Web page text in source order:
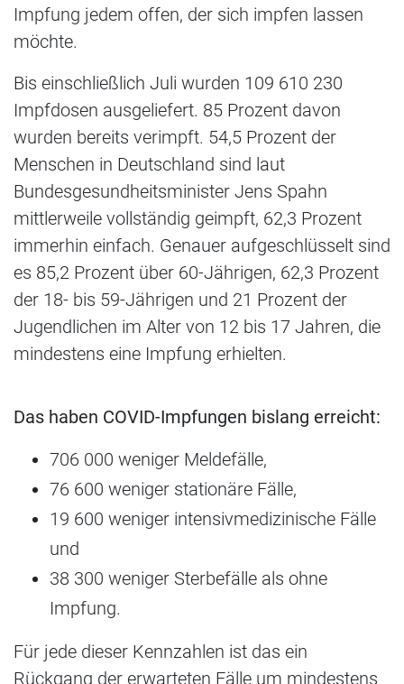
Impfung jedem offen, der sich impfen lassen
möchte.
Bis einschließlich Juli wurden 109 610 230
Impfdosen ausgeliefert. 85 Prozent davon
wurden bereits verimpft. 54,5 Prozent der
Menschen in Deutschland sind laut
Bundesgesundheitsminister Jens Spahn
mittlerweile vollständig geimpft, 62,3 Prozent
immerhin einfach. Genauer aufgeschlüsselt sind
es 85,2 Prozent über 60-Jährigen, 62,3 Prozent
der 18- bis 59-Jährigen und 21 Prozent der
Jugendlichen im Alter von 12 bis 17 Jahren, die
mindestens eine Impfung erhielten.
Das haben COVID-Impfungen bislang erreicht:
706 000 weniger Meldefälle,
76 600 weniger stationäre Fälle,
19 600 weniger intensivmedizinische Fälle
und
38 300 weniger Sterbefälle als ohne
Impfung.
Für jede dieser Kennzahlen ist das ein
Rückgang der erwarteten Fälle um mindestens